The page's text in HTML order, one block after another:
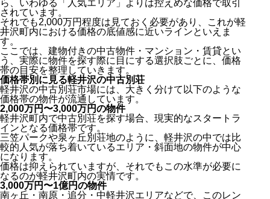
ら、いわゆる「人気エリア」よりは控えめな価格で取引
されています。
それでも2,000万円程度は見ておく必要があり、これが軽
井沢町内における価格の底値感に近いラインといえま
す。
ここでは、建物付きの中古物件・マンション・賃貸とい
う、実際に物件を探す際に目にする選択肢ごとに、価格
帯の目安を整理していきます。
価格帯別に見る軽井沢の中古別荘
軽井沢の中古別荘市場には、大きく分けて以下のような
価格帯の物件が流通しています。
2,000万円〜3,000万円の物件
軽井沢町内で中古別荘を探す場合、現実的なスタートラ
インとなる価格帯です。
三笠パークや泉ヶ丘別荘地のように、軽井沢の中では比
較的人気が落ち着いているエリア・斜面地の物件が中心
になります。
価格は抑えられていますが、それでもこの水準が必要に
なるのが軽井沢町内の実情です。
3,000万円〜1億円の物件
南ヶ丘・南原・追分・中軽井沢エリアなどで、このレン